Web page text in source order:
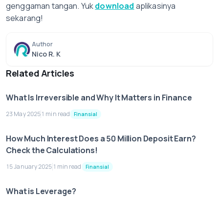
genggaman tangan. Yukdownload aplikasinya
sekarang!
Author
Nico R. K
Related Articles
What Is Irreversible and Why It Matters in Finance
23 May 20251 min read Finansial
How Much Interest Does a 50 Million Deposit Earn?
Check the Calculations!
15 January 2025 1 min read Finansial
What is Leverage?